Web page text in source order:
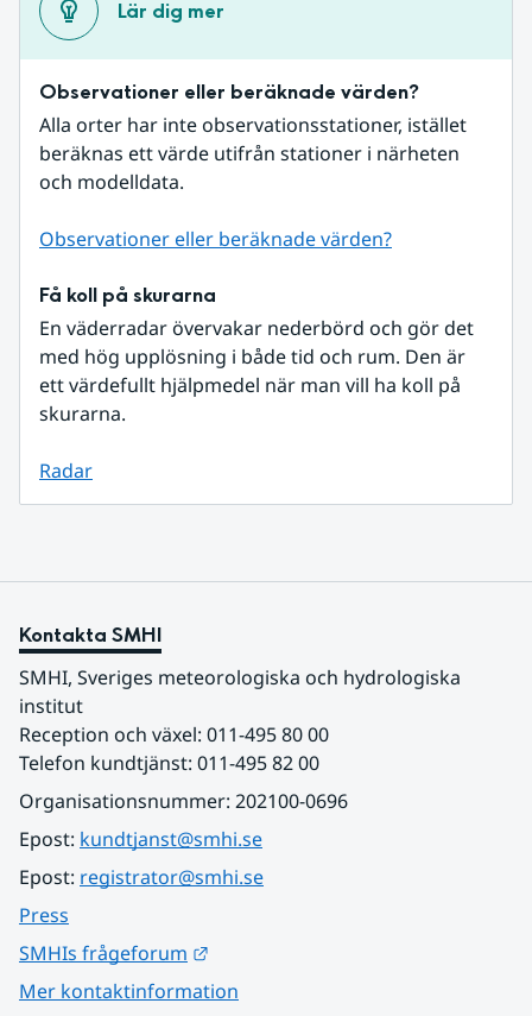
Lär dig mer
Observationer eller beräknade värden?
Alla orter har inte observationsstationer, istället
beräknas ett värde utifrån stationer i närheten
och modelldata.
Observationer eller beräknade värden?
Få koll på skurarna
En väderradar övervakar nederbörd och gör det
med hög upplösning i både tid och rum. Den är
ett värdefullt hjälpmedel när man vill ha koll på
skurarna.
Radar
Kontakta SMHI
SMHI, Sveriges meteorologiska och hydrologiska
institut
Reception och växel: 011-495 80 00
Telefon kundtjänst: 011-495 82 00
Organisationsnummer: 202100-0696
Epost: kundtjanst@smhi.se
Epost: registrator@smhi.se
Press
SMHIs frågeforum
Mer kontaktinformation